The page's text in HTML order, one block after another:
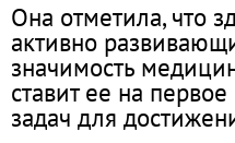
Она отметила, что
активно
значимость
ставит ее на
задач для